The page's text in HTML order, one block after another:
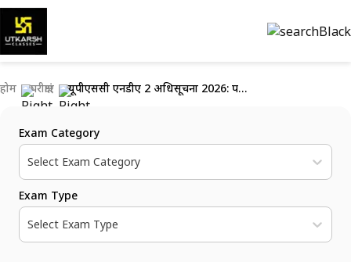
होम परीक्षाएं यूपीएससी एनडीए 2 अधिसूचना 2026: परीक्षा तिथि, रिक्तियाँ व पाठ्यक्रम देखें
Exam Category
Select Exam Category
Exam Type
Select Exam Type